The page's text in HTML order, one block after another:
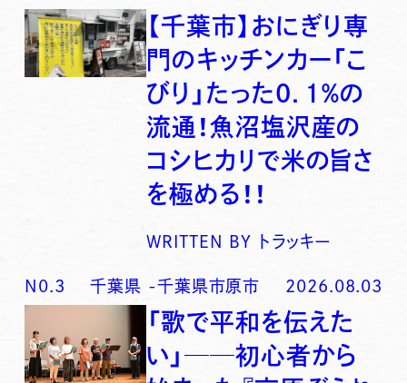
【千葉市】おにぎり専
門のキッチンカー「こ
びり」たった0．1％の
流通！魚沼塩沢産の
コシヒカリで米の旨さ
を極める！！
WRITTEN BY トラッキー
N0. 3 千葉県 -千葉県市原市 2026.08.03
「歌で平和を伝えた
い」──初心者から